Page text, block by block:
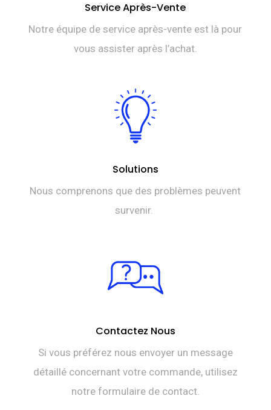
Service Après-Vente
Notre équipe de service après-vente est là pour
vous assister après l’achat.
Solutions
Nous comprenons que des problèmes peuvent
survenir.
Contactez Nous
Si vous préférez nous envoyer un message
détaillé concernant votre commande, utilisez
notre formulaire de contact.